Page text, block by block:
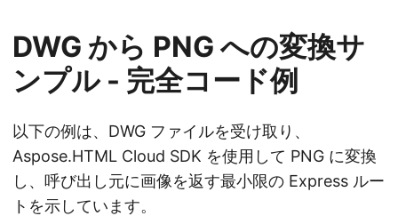
DWG から PNG への変換サ
ンプル - 完全コード例
以下の例は、DWG ファイルを受け取り、
Aspose.HTML Cloud SDK を使用して PNG に変換
し、呼び出し元に画像を返す最小限の Express ルー
トを示しています。